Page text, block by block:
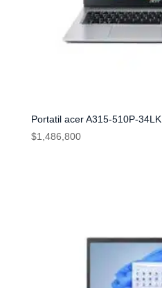
Portatil acer A315-510P-34LK
$1,486,800